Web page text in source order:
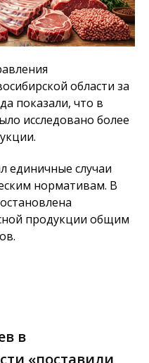
области за
показали, что в
исследовано более
единичные случаи
нормативам. В
продукции общим
в
«поставили